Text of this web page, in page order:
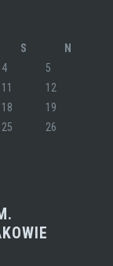
S
N
4
5
11
12
18
19
25
26